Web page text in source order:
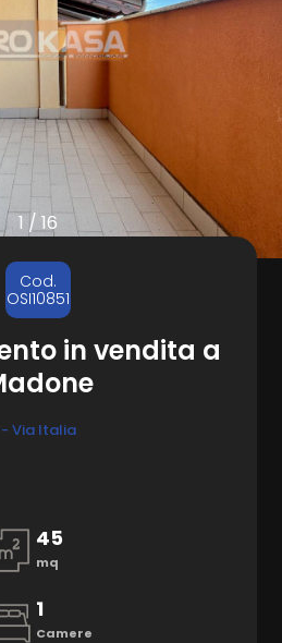
1 / 16
Cod.
OSI10851
in vendita a
- Via Italia
45
mq
1
Camere